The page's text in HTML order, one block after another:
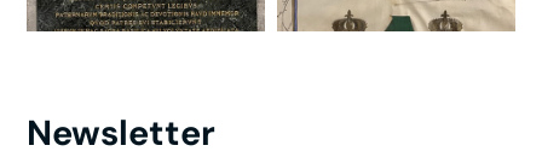
Newsletter